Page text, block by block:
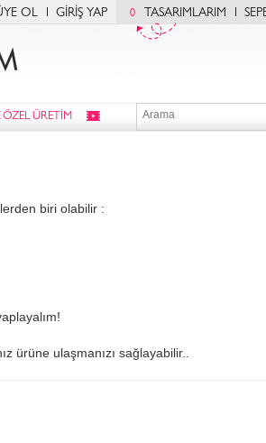
OL GİRİŞ YAP 0 TASARIMLARIM
ÖZEL ÜRETİM
biri olabilir :
ürüne ulaşmanızı sağlayabilir..